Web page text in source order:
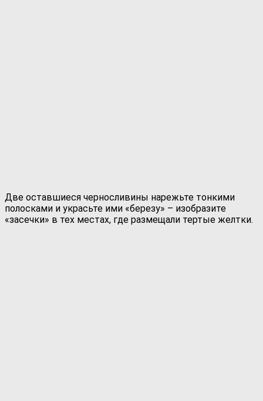
Две оставшиеся черносливины нарежьте тонкими
полосками и украсьте ими «березу» – изобразите
«засечки» в тех местах, где размещали тертые желтки.